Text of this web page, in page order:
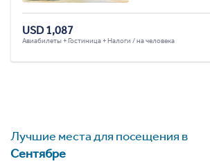
USD 1,087
Авиабилеты + Гостиница + Налоги / на человека
Лучшие места для посещения в
Сентябре